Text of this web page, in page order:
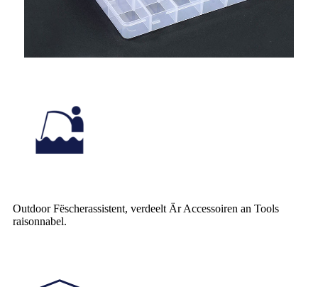
Outdoor Fëscherassistent, verdeelt Är Accessoiren an Tools
raisonnabel.